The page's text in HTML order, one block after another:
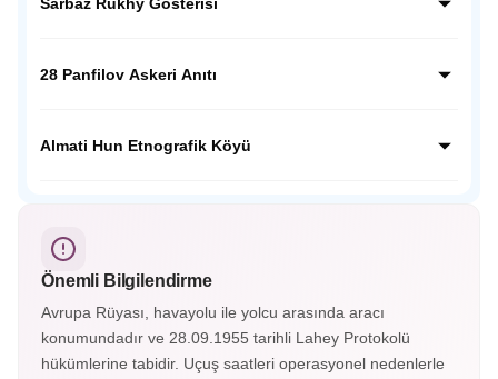
ulusal ruhunu yansıtan etkileyici bir gösteridir. Askeri tören
28 Panfilov Askeri Anıtı
alır. II. Dünya Savaşı’nda Moskova savunmasında
Almati Hun Etnografik Köyü
sanatları gösterileri ve halk danslarıyla Orta Asya tarihine
yolculuk sunar.
Önemli Bilgilendirme
Avrupa Rüyası, havayolu ile yolcu arasında aracı
konumundadır ve 28.09.1955 tarihli Lahey Protokolü
hükümlerine tabidir. Uçuş saatleri operasyonel nedenlerle